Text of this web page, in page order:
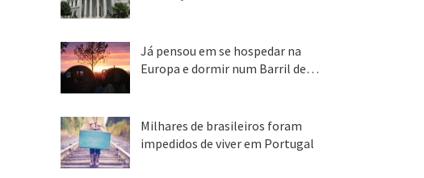
Já pensou em se hospedar na
Europa e dormir num Barril de…
Milhares de brasileiros foram
impedidos de viver em Portugal